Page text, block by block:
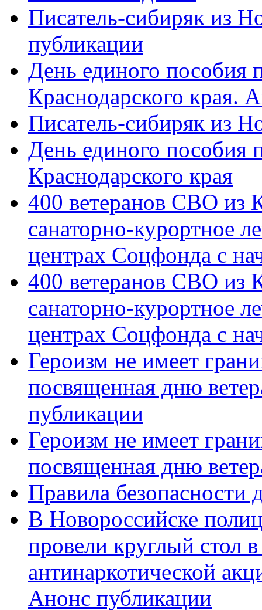
Писатель-сибиряк из
публикации
День единого пособия
Краснодарского края.
Писатель-сибиряк из
День единого пособия
Краснодарского края
400 ветеранов СВО из
санаторно-курортное
центрах Соцфонда с
400 ветеранов СВО из
санаторно-курортное
центрах Соцфонда с
Героизм не имеет
посвященная дню
публикации
Героизм не имеет
посвященная дню
Правила безопасности
В Новороссийске
провели круглый стол
антинаркотической
Анонс публикации